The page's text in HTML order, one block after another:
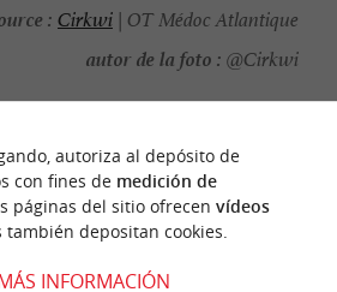
: Cirkwi | OT Médoc Atlantique
autor de la foto : @Cirkwi
ALREDEDOR
Información
autoriza al depósito de
con fines de medición de
páginas del sitio ofrecen vídeos
depositan cookies.
INFORMACIÓN